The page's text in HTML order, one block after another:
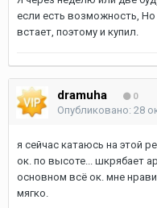
если есть возможность,
встает, поэтому и купил.
dramuha 0
Опубликовано: 28
я сейчас катаюсь на этой
ок. по высоте... шкрябает
основном всё ок. мне
мягко.